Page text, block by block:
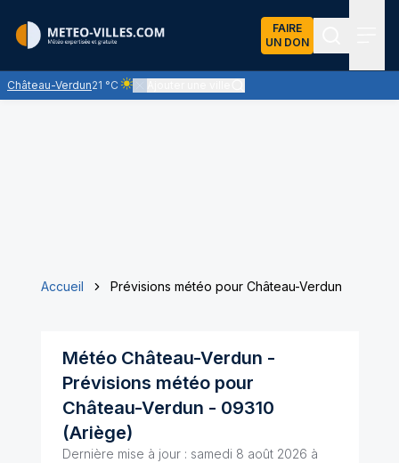
FAIRE
UN DON
Château-Verdun21 °C
Ciel clair - quasiment pas de nuages et un soleil
Accueil Prévisions météo pour Château-Verdun
Météo Château-Verdun -
Prévisions météo pour
Château-Verdun - 09310
(Ariège)
Dernière mise à jour : samedi 8 août 2026 à